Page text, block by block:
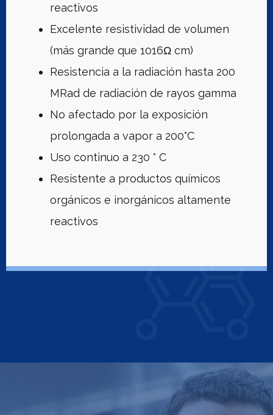
reactivos
Excelente resistividad de volumen
(más grande que 1016Ω cm)
Resistencia a la radiación hasta 200
MRad de radiación de rayos gamma
No afectado por la exposición
prolongada a vapor a 200°C
Uso continuo a 230 ° C
Resistente a productos químicos
orgánicos e inorgánicos altamente
reactivos